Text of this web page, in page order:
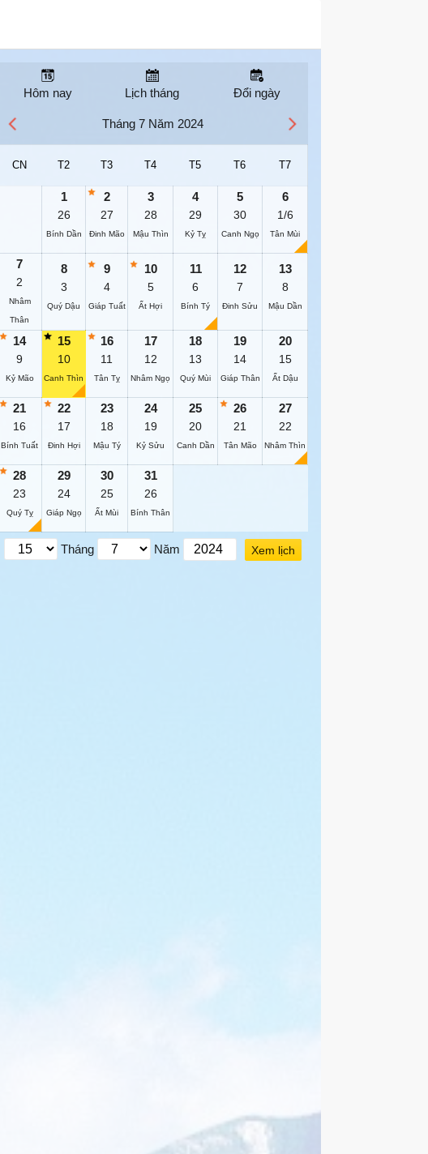
Hôm nay Lịch tháng Đổi ngày
Tháng 7 Năm 2024
CN T2 T3 T4 T5 T6 T7
1
26
Bính Dần
2
27
Đinh Mão
3
28
Mậu Thìn
4
29
Kỷ Tỵ
5
30
Canh Ngọ
6
1/6
Tân Mùi
7
2
Nhâm
Thân
8
3
Quý Dậu
9
4
Giáp Tuất
10
5
Ất Hợi
11
6
Bính Tý
12
7
Đinh Sửu
13
8
Mậu Dần
14
9
Kỷ Mão
15
10
Canh Thìn
16
11
Tân Tỵ
17
12
Nhâm Ngọ
18
13
Quý Mùi
19
14
Giáp Thân
20
15
Ất Dậu
21
16
Bính Tuất
22
17
Đinh Hợi
23
18
Mậu Tý
24
19
Kỷ Sửu
25
20
Canh Dần
26
21
Tân Mão
27
22
Nhâm Thìn
28
23
Quý Tỵ
29
24
Giáp Ngọ
30
25
Ất Mùi
31
26
Bính Thân
Tháng Năm Xem lịch